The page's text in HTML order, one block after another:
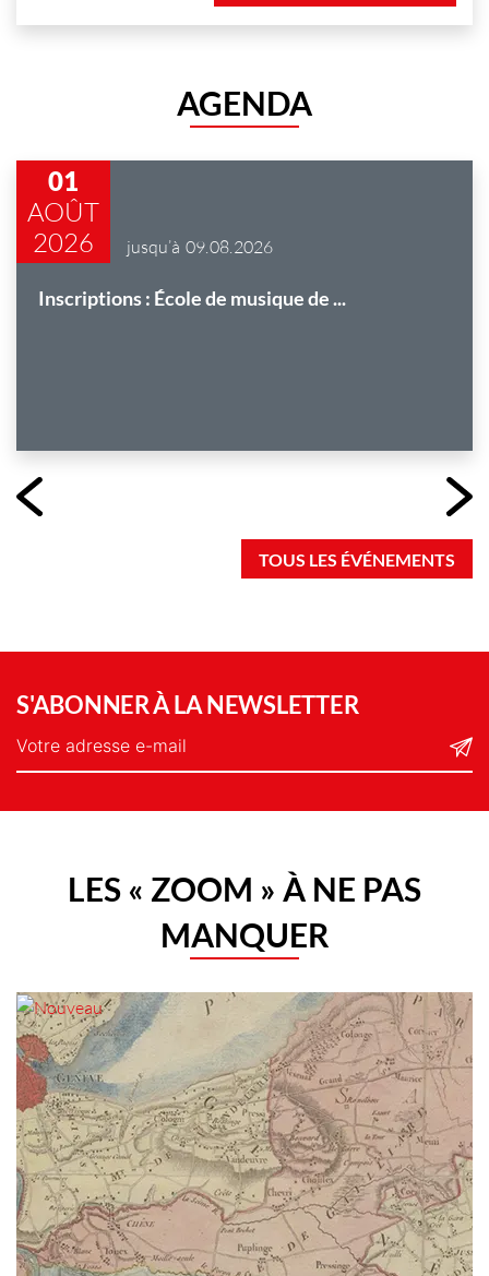
AGENDA
01
AOÛT
2026
jusqu’à 09. 08. 2026
Inscriptions : École de musique de ...
TOUS LES ÉVÉNEMENTS
S'ABONNER À LA NEWSLETTER
LES « ZOOM » À NE PAS
MANQUER